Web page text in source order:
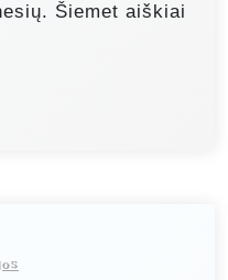
Šiemet aiškiai